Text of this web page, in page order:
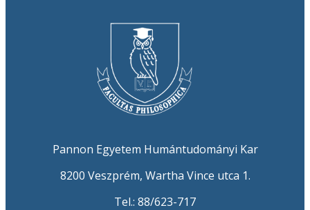
Pannon Egyetem Humántudományi Kar
8200 Veszprém, Wartha Vince utca 1.
Tel.: 88/623-717